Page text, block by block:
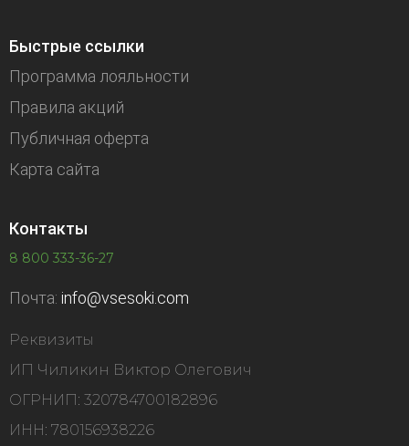
Быстрые ссылки
Программа лояльности
Правила акций
Публичная оферта
Карта сайта
Контакты
8 800 333-36-27
Почта: info@vsesoki.com
Реквизиты
ИП Чиликин Виктор Олегович
ОГРНИП: 320784700182896
ИНН: 780156938226